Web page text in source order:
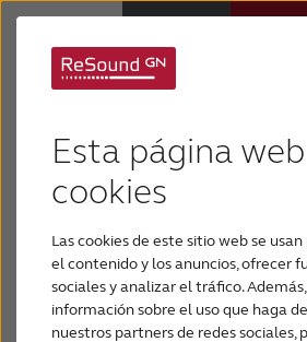
Esta página
cookies
Las cookies de este sitio web se
el contenido y los anuncios, ofrecer
sociales y analizar el tráfico.
información sobre el uso que haga
nuestros partners de redes sociales,
Pérdida de audición
Soporte y cuidado
Por qué ReSound
Audiología
2015 y vista
la aplicación
Smart ™
Watch